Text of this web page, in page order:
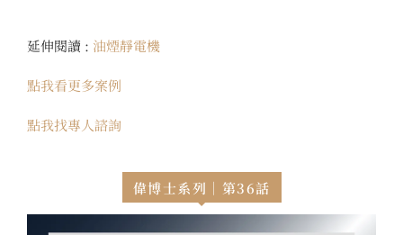
延伸閱讀 : 油煙靜電機
點我看更多案例
點我找專人諮詢
偉博士系列｜第36話